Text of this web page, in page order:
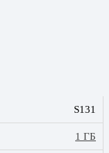
S131
1 ГБ